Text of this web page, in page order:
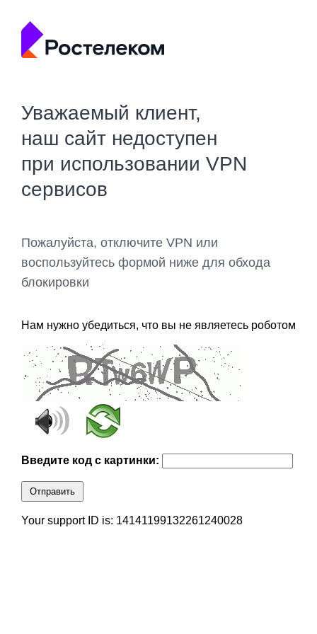
Уважаемый клиент,
наш сайт недоступен
при использовании VPN
сервисов
Пожалуйста, отключите VPN или
воспользуйтесь формой ниже для обхода
блокировки
Нам нужно убедиться, что вы не являетесь роботом
Введите код с картинки:
Отправить
Your support ID is: 14141199132261240028